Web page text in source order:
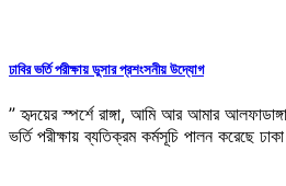
ঢাবির ভর্তি পরীক্ষায় ডুসার প্রশংসনীয় উদ্যোগ
” হৃদয়ের স্পর্শে রাঙ্গা, আমি আর আমার
ভর্তি পরীক্ষায় ব্যতিক্রম কর্মসূচি পালন করেছে